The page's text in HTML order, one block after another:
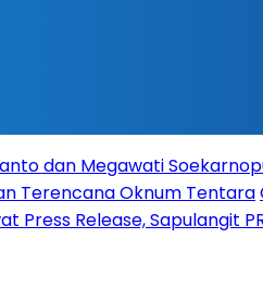
dan Megawati
Terencana Oknum Tentara
Press Release, Sapulangit